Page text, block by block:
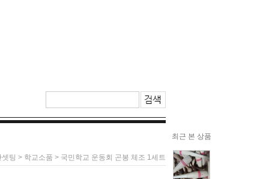
최근 본 상품
팅 > 학교소품 > 국민학교 운동회 곤봉 체조 1세트